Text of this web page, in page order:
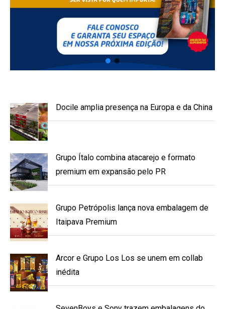
Docile amplia presença na Europa e da China
Grupo Ítalo combina atacarejo e formato
premium em expansão pelo PR
Grupo Petrópolis lança nova embalagem de
Itaipava Premium
Arcor e Grupo Los Los se unem em collab
inédita